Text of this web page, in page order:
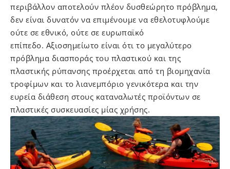
περιβάλλον αποτελούν πλέον δυσθεώρητο πρόβλημα,
δεν είναι δυνατόν να επιμένουμε να εθελοτυφλούμε
ούτε σε εθνικό, ούτε σε ευρωπαϊκό
επίπεδο. Αξιοσημείωτο είναι ότι το μεγαλύτερο
πρόβλημα διασποράς του πλαστικού και της
πλαστικής ρύπανσης προέρχεται από τη βιομηχανία
τροφίμων και το λιανεμπόριο γενικότερα και την
ευρεία διάθεση στους καταναλωτές προϊόντων σε
πλαστικές συσκευασίες μίας χρήσης.